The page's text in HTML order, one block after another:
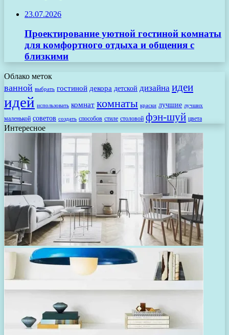
23.07.2026
Проектирование уютной гостиной комнаты
для комфортного отдыха и общения с
близкими
Облако меток
ванной выбрать гостиной декора детской дизайна идеи
идей использовать комнат комнаты краски лучшие лучших
маленькой советов создать способов стиле столовой фэн-шуй цвета
Интересное